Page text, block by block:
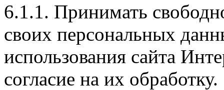
6.1.1. Принимать
своих персональных
использования сайта
согласие на их обработку.